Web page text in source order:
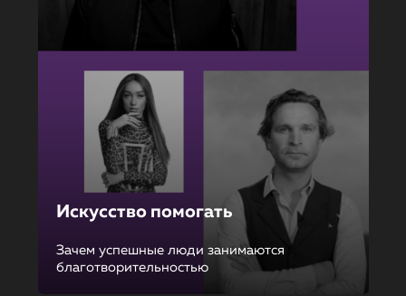
Искусство помогать
Зачем успешные люди занимаются
благотворительностью